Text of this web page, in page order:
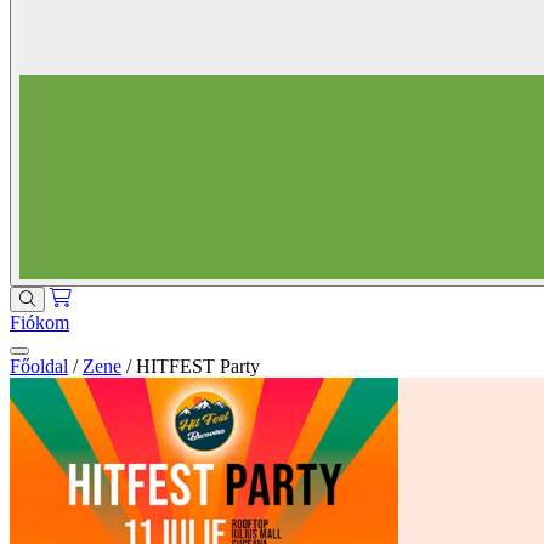
Fiókom
Főoldal / Zene / HITFEST Party